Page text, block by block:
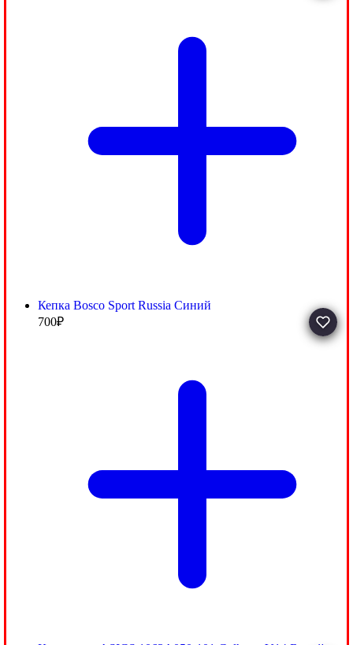
Кепка Bosco Sport Russia Синий
700₽